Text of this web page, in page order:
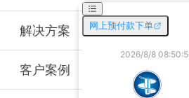
解决方案
客户案例